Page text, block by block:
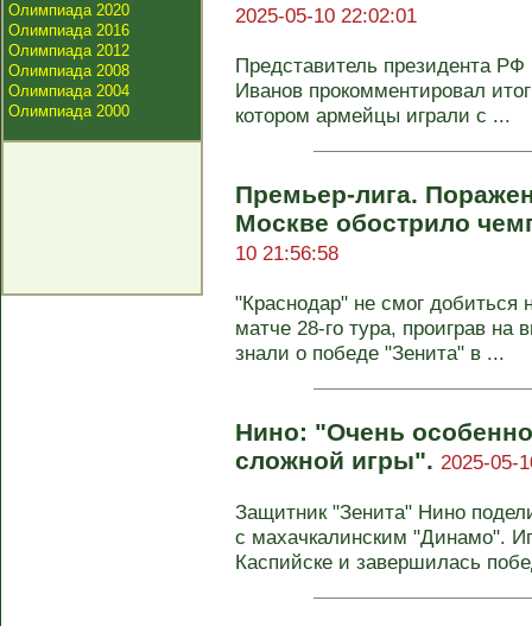
Олимпиада 2020
Олимпиада 2016
Олимпиада 2012
Олимпиада 2008
Олимпиада 2004
Олимпиада 2000
2025-05-10 22:02:01
Представитель президента
Иванов прокомментировал
котором армейцы играли с ...
Премьер-лига.
Москве обострило
10 21:56:58
"Краснодар" не смог добиться
матче 28-го тура, проиграв
знали о победе "Зенита" в ...
Нино: "Очень
сложной игры". 2025-05-
Защитник "Зенита" Нино
с махачкалинским "Динамо".
Каспийске и завершилась